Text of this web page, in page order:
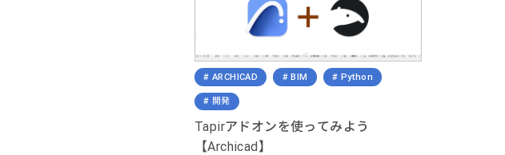
ARCHICAD BIM Python
開発
Tapirアドオンを使ってみよう
【Archicad】